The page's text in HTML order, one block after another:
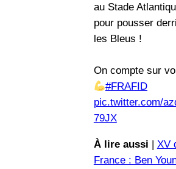
au Stade
pour pousser
les Bleus !
On compte sur
#FRAFID
pic.twitter.com/
79JX
À lire aussi | XV
France : Ben